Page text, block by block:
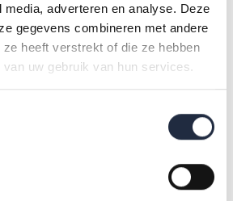
adverteren en analyse. Deze
gegevens combineren met andere
ze heeft verstrekt of die ze hebben
uw gebruik van hun services.
om een vervolgonderzoek, waarin
en waarmee het
op de website van